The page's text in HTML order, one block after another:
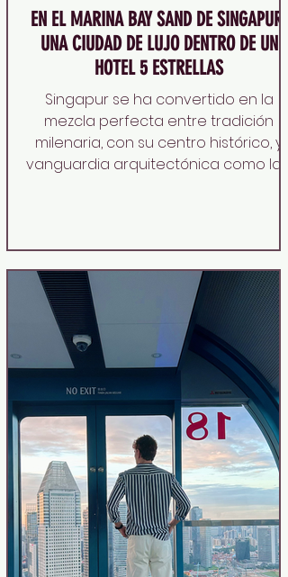
EN EL MARINA BAY SAND DE SINGAPUR,
UNA CIUDAD DE LUJO DENTRO DE UN
HOTEL 5 ESTRELLAS
Singapur se ha convertido en la
mezcla perfecta entre tradición
milenaria, con su centro histórico, y
vanguardia arquitectónica como las...